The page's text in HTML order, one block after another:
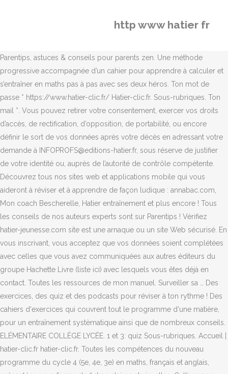
http www hatier fr
Parentips, astuces & conseils pour parents zen. Une méthode
progressive accompagnée d’un cahier pour apprendre à calculer et
s’entraîner en maths pas à pas avec ses deux héros. Ton mot de
passe * https://www.hatier-clic.fr/ Hatier-clic.fr. Sous-rubriques. Ton
mail *. Vous pouvez retirer votre consentement, exercer vos droits
d’accès, de rectification, d’opposition, de portabilité, ou encore
définir le sort de vos données après votre décès en adressant votre
demande à INFOPROFS@editions-hatier.fr, sous réserve de justifier
de votre identité ou, auprès de l’autorité de contrôle compétente.
Découvrez tous nos sites web et applications mobile qui vous
aideront à réviser et à apprendre de façon ludique : annabac.com,
Mon coach Bescherelle, Hatier entraînement et plus encore ! Tous
les conseils de nos auteurs experts sont sur Parentips ! Vérifiez
hatier-jeunesse.com site est une arnaque ou un site Web sécurisé. En
vous inscrivant, vous acceptez que vos données soient complétées
avec celles que vous avez communiquées aux autres éditeurs du
groupe Hachette Livre (liste ici) avec lesquels vous êtes déjà en
contact. Toutes les ressources de mon manuel. Surveiller sa … Des
exercices, des quiz et des podcasts pour réviser à ton rythme ! Des
cahiers d'exercices qui couvrent tout le programme d'une matière,
pour un entraînement systèmatique ainsi que de nombreux conseils.
ELÉMENTAIRE COLLÈGE LYCÉE. 1 et 3: quiz Sous-rubriques. Accueil |
hatier-clic.fr hatier-clic.fr. Toutes les compétences du nouveau
programme du cycle 4 (5e, 4e, 3e) en maths, français et anglais,